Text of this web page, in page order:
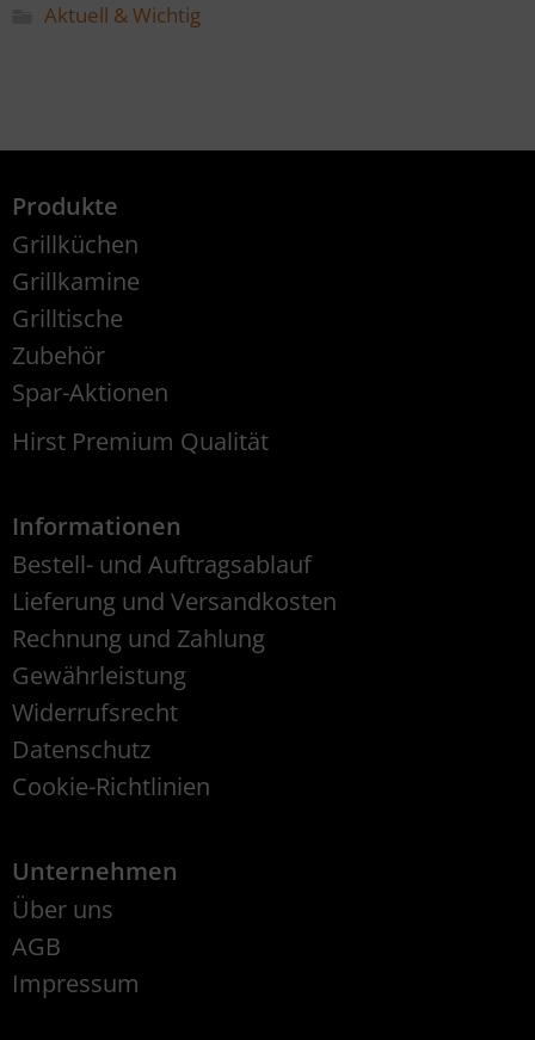
Aktuell & Wichtig
Produkte
Grillküchen
Grillkamine
Grilltische
Zubehör
Spar-Aktionen
Hirst Premium Qualität
Informationen
Bestell- und Auftragsablauf
Lieferung und Versandkosten
Rechnung und Zahlung
Gewährleistung
Widerrufsrecht
Datenschutz
Cookie-Richtlinien
Unternehmen
Über uns
AGB
Impressum